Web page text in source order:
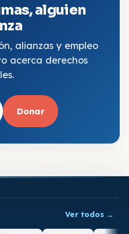
alguien
alianzas y empleo
acerca derechos
Donar
Ver todos →